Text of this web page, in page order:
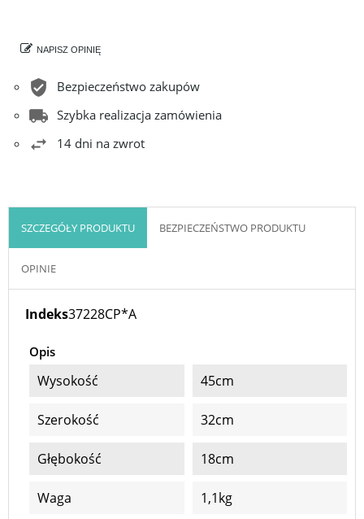
NAPISZ OPINIĘ
Bezpieczeństwo zakupów
Szybka realizacja zamówienia
14 dni na zwrot
SZCZEGÓŁY PRODUKTU BEZPIECZEŃSTWO PRODUKTU
OPINIE
Indeks37228CP*A
Opis
Wysokość 45cm
Szerokość 32cm
Głębokość 18cm
Waga 1,1kg